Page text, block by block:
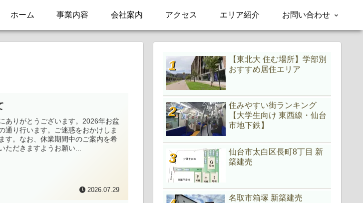
ホーム 事業内容 会社案内 アクセス エリア紹介 お問い合わせ
ありがとうございます。2026年お盆
通り行います。ご迷惑をおかけしま
す。なお、休業期間中のご案内を希
ただきますようお願い...
2026.07.29
【東北大 住む場所】学部別
おすすめ居住エリア
住みやすい街ランキング
【大学生向け 東西線・仙台
市地下鉄】
仙台市太白区長町8丁目 新
築建売
名取市箱塚 新築建売